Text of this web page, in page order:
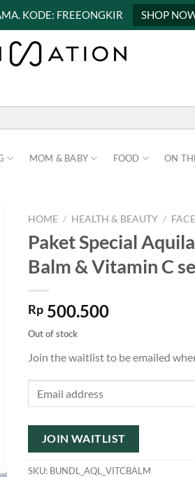
KODE: FREEONGKIR SHOP
MOM & BABY FOOD ON
HOME / HEALTH & BEAUTY /
Paket Special
Balm & Vitamin C
Rp 500.500
Out of stock
Join the waitlist to be emailed
Enter
your
address
to
join
JOIN WAITLIST
SKU: BUNDL_AQL_VITCBALM